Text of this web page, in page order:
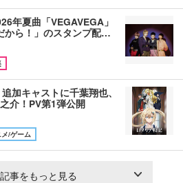
年夏曲「VEGAVEGA」
ら！」のスタンプ配…
加キャストに千葉翔也、
介！PV第1弾公開
メ/ゲーム
事をもっと見る